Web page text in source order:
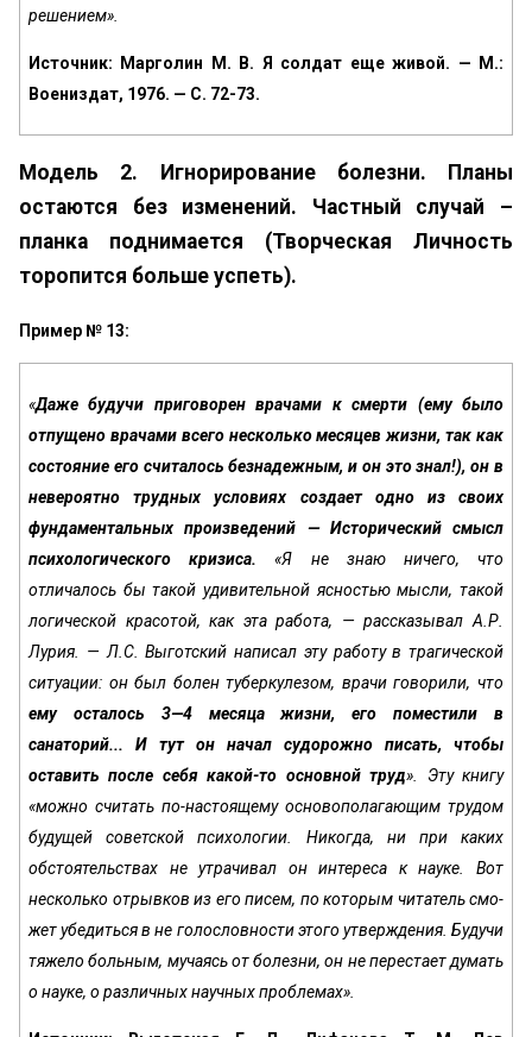
ре­шением».
Источник: Марголин М. В. Я солдат еще живой. — М.:
Воениздат, 1976. — С. 72-73.
Модель 2. Игнорирование болезни. Планы
остаются без изменений. Частный случай –
планка поднимается (Творческая Личность
торопится больше успеть).
Пример № 13:
«Даже будучи приговорен врачами к смерти (ему было
отпущено врачами всего несколько месяцев жизни, так как
состояние его считалось безнадежным, и он это знал!), он в
не­вероятно трудных условиях создает одно из своих
фундаментальных произведений — Исторический смысл
психологического кризиса.«Я не знаю ничего, что
отличалось бы такой удивительной ясностью мысли, такой
логической красотой, как эта работа, — рассказывал А.Р.
Лурия. — Л.С. Выготский написал эту работу в трагической
ситуации: он был болен ту­беркулезом, врачи говорили, что
ему осталось 3—4 месяца жизни, его по­местили в
санаторий... И тут он начал судорожно писать, чтобы
оставить после себя какой-то основной труд». Эту книгу
«можно считать по-на­стоящему основополагающим трудом
будущей советской психологии. Никогда, ни при каких
обстоятельствах не утрачивал он интереса к науке. Вот
несколько отрывков из его писем, по которым читатель смо­
жет убедиться в не голословности этого утверждения. Будучи
тяжело боль­ным, мучаясь от болезни, он не перестает думать
о науке, о различных научных проблемах».